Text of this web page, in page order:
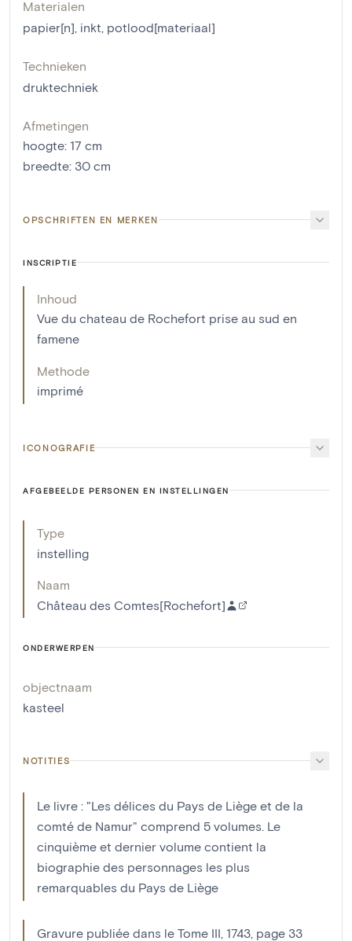
Materialen
papier[n], inkt, potlood[materiaal]
Technieken
druktechniek
Afmetingen
hoogte: 17 cm
breedte: 30 cm
OPSCHRIFTEN EN MERKEN
INSCRIPTIE
Inhoud
Vue du chateau de Rochefort prise au sud en
famene
Methode
imprimé
ICONOGRAFIE
AFGEBEELDE PERSONEN EN INSTELLINGEN
Type
instelling
Naam
Château des Comtes[Rochefort]
ONDERWERPEN
objectnaam
kasteel
NOTITIES
Le livre : "Les délices du Pays de Liège et de la
comté de Namur" comprend 5 volumes. Le
cinquième et dernier volume contient la
biographie des personnages les plus
remarquables du Pays de Liège
Gravure publiée dans le Tome III, 1743, page 33